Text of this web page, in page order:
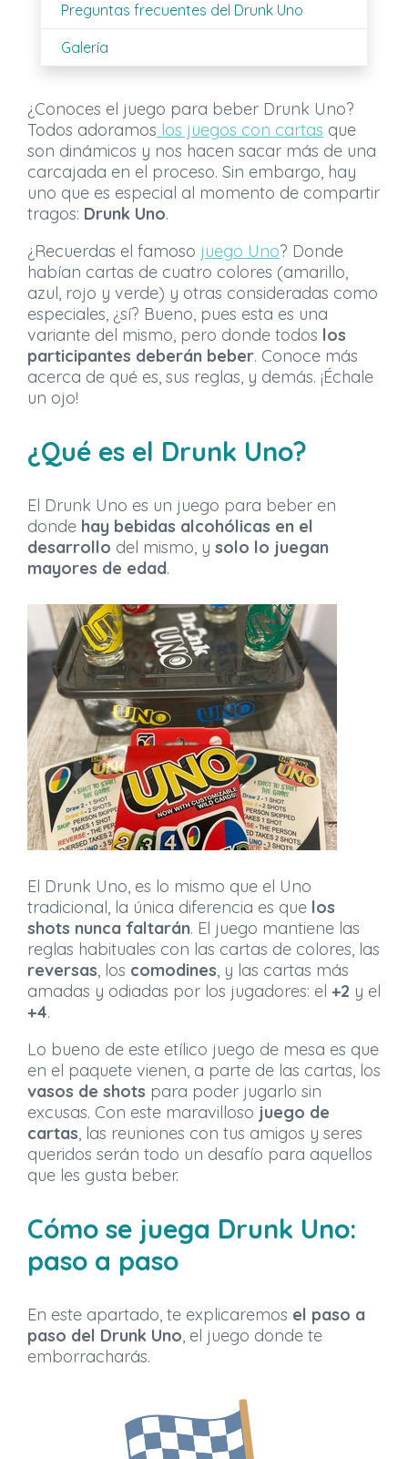
Preguntas frecuentes del Drunk Uno
Galería
¿Conoces el juego para beber Drunk Uno?
Todos adoramos los juegos con cartas que
son dinámicos y nos hacen sacar más de una
carcajada en el proceso. Sin embargo, hay
uno que es especial al momento de compartir
tragos: Drunk Uno.
¿Recuerdas el famoso juego Uno? Donde
habían cartas de cuatro colores (amarillo,
azul, rojo y verde) y otras consideradas como
especiales, ¿sí? Bueno, pues esta es una
variante del mismo, pero donde todos los
participantes deberán beber. Conoce más
acerca de qué es, sus reglas, y demás. ¡Échale
un ojo!
¿Qué es el Drunk Uno?
El Drunk Uno es un juego para beber en
donde hay bebidas alcohólicas en el
desarrollo del mismo, y solo lo juegan
mayores de edad.
El Drunk Uno, es lo mismo que el Uno
tradicional, la única diferencia es que los
shots nunca faltarán. El juego mantiene las
reglas habituales con las cartas de colores, las
reversas, los comodines, y las cartas más
amadas y odiadas por los jugadores: el +2 y el
+4.
Lo bueno de este etílico juego de mesa es que
en el paquete vienen, a parte de las cartas, los
vasos de shots para poder jugarlo sin
excusas. Con este maravilloso juego de
cartas, las reuniones con tus amigos y seres
queridos serán todo un desafío para aquellos
que les gusta beber.
Cómo se juega Drunk Uno:
paso a paso
En este apartado, te explicaremos el paso a
paso del Drunk Uno, el juego donde te
emborracharás.